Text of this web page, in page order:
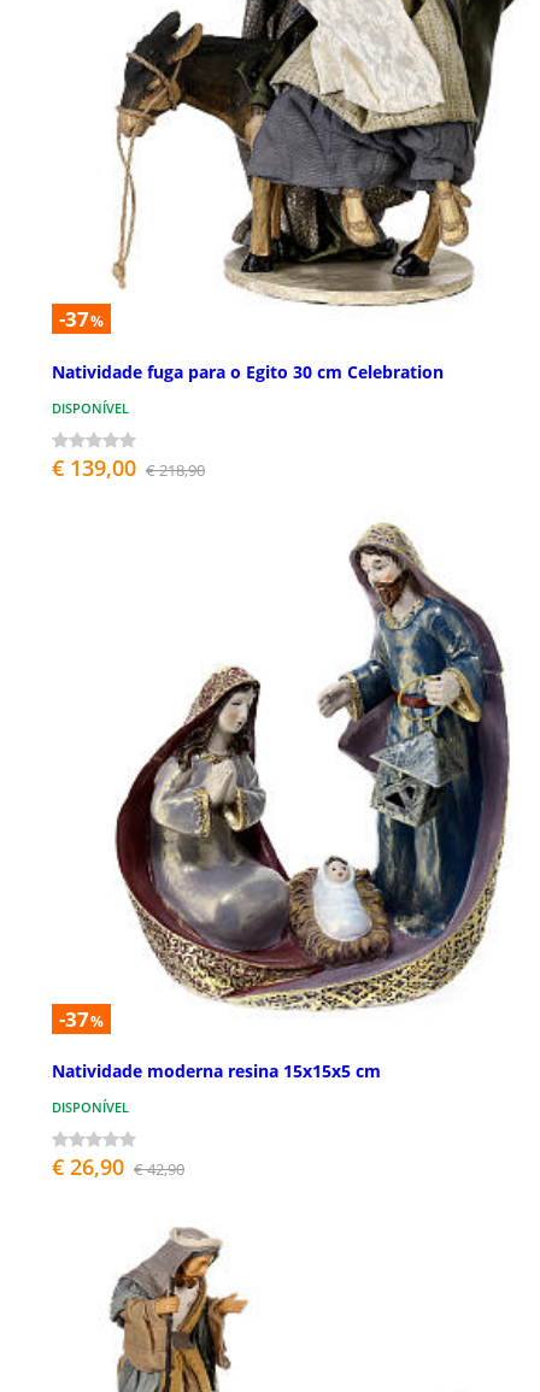
-37%
Natividade fuga para o Egito 30 cm Celebration
DISPONÍVEL
€ 139,00 € 218,90
-37%
Natividade moderna resina 15x15x5 cm
DISPONÍVEL
€ 26,90 € 42,90